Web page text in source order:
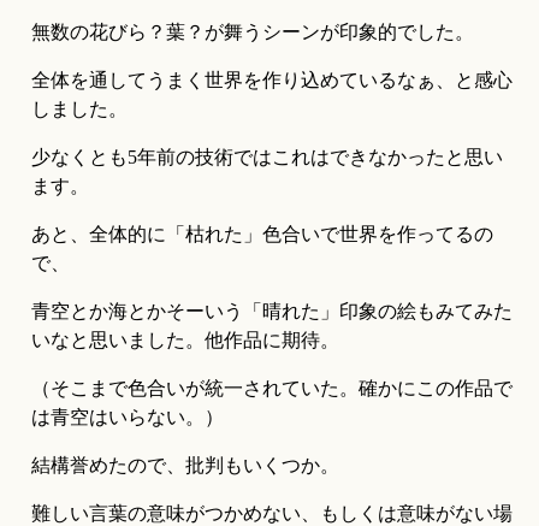
無数の花びら？葉？が舞うシーンが印象的でした。
全体を通してうまく世界を作り込めているなぁ、と感心
しました。
少なくとも5年前の技術ではこれはできなかったと思い
ます。
あと、全体的に「枯れた」色合いで世界を作ってるの
で、
青空とか海とかそーいう「晴れた」印象の絵もみてみた
いなと思いました。他作品に期待。
（そこまで色合いが統一されていた。確かにこの作品で
は青空はいらない。）
結構誉めたので、批判もいくつか。
難しい言葉の意味がつかめない、もしくは意味がない場